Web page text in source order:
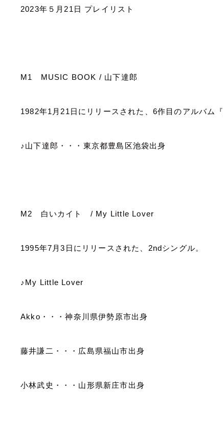
2023年５月 21 日 プレイリスト
M1 MUSIC BOOK / 山下達郎
1982年1 月 21 日にリリースされた、 6作目のアルバム『
♪山下達郎・・・東京都豊島区池袋出身
M2 白いカイト / My Little Lover
1995年7 月3 日にリリースされた、 2ndシングル。
♪ My Little Lover
Akko ・・・神奈川県伊勢原市出身
藤井謙二・・・広島県福山市出身
小林武史・・・山形県新庄市出身